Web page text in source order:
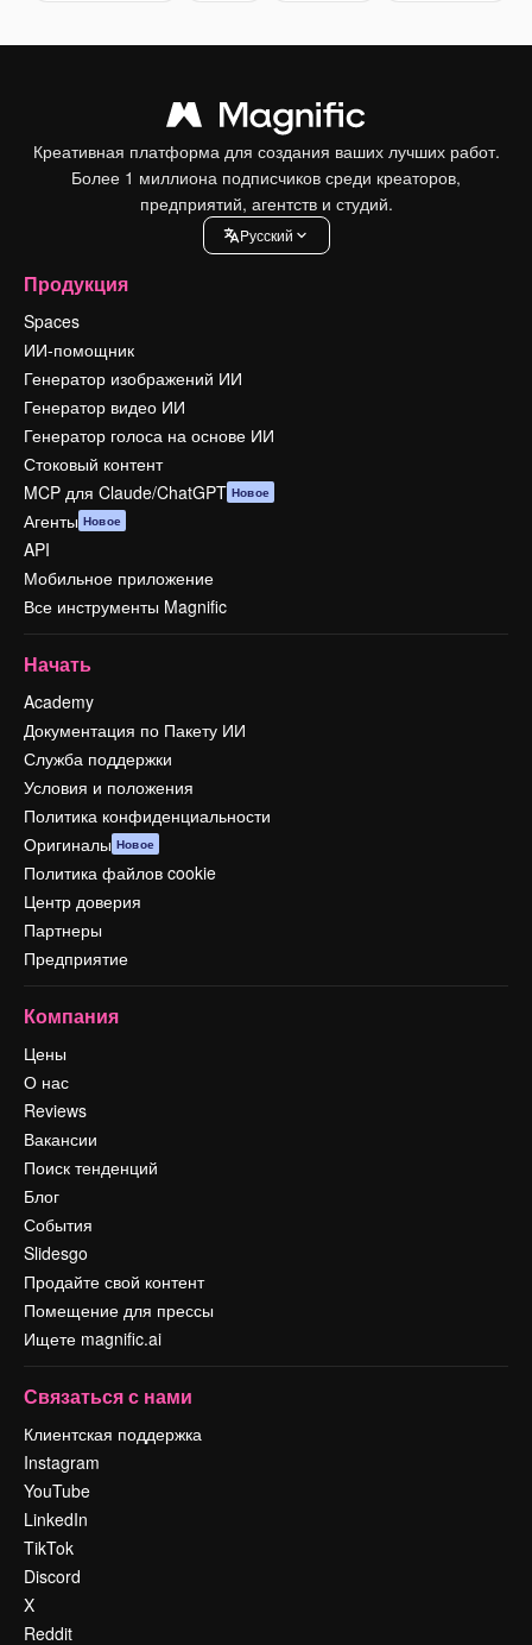
Креативная платформа для создания ваших лучших работ.
Более 1 миллиона подписчиков среди креаторов,
предприятий, агентств и студий.
Pусский
Продукция
Spaces
ИИ-помощник
Генератор изображений ИИ
Генератор видео ИИ
Генератор голоса на основе ИИ
Стоковый контент
MCP для Claude/ChatGPT Новое
Агенты Новое
API
Мобильное приложение
Все инструменты Magnific
Начать
Academy
Документация по Пакету ИИ
Служба поддержки
Условия и положения
Политика конфиденциальности
Оригиналы Новое
Политика файлов cookie
Центр доверия
Партнеры
Предприятие
Компания
Цены
О нас
Reviews
Вакансии
Поиск тенденций
Блог
События
Slidesgo
Продайте свой контент
Помещение для прессы
Ищете magnific.ai
Связаться с нами
Клиентская поддержка
Instagram
YouTube
LinkedIn
TikTok
Discord
X
Reddit